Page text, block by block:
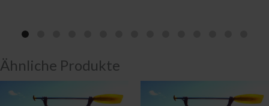
Ähnliche Produkte